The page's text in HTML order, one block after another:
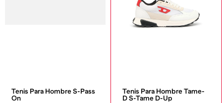
Tenis Para Hombre S-Pass
On
Tenis Para Hombre Tame-
D S-Tame D-Up